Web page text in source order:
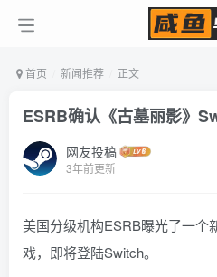
首页 新闻推荐 正文
ESRB确认《古墓丽影》
网友投稿
3年前更新
美国分级机构ESRB曝光了一个
戏，即将登陆Switch。